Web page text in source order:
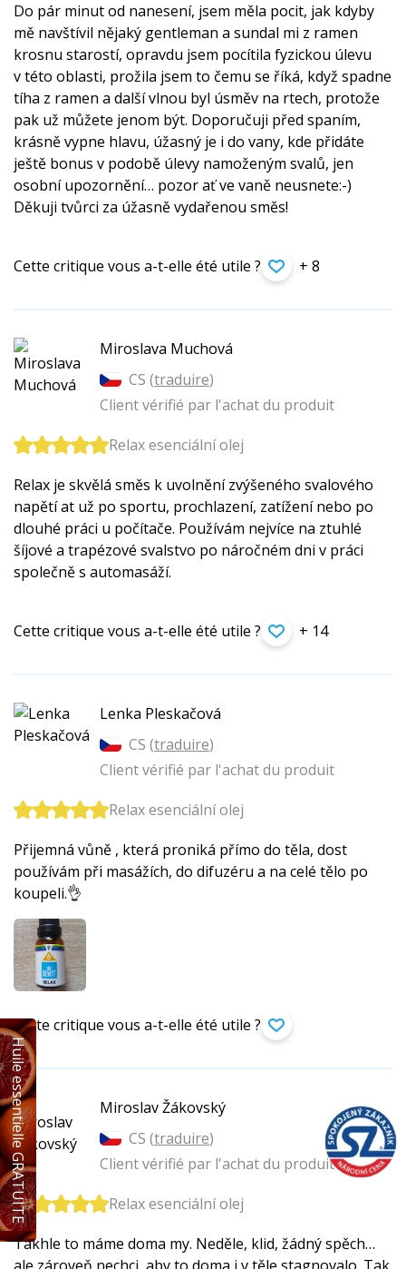
Do pár minut od nanesení, jsem měla pocit, jak kdyby
mě navštívil nějaký gentleman a sundal mi z ramen
krosnu starostí, opravdu jsem pocítila fyzickou úlevu
v této oblasti, prožila jsem to čemu se říká, když spadne
tíha z ramen a další vlnou byl úsměv na rtech, protože
pak už můžete jenom být. Doporučuji před spaním,
krásně vypne hlavu, úžasný je i do vany, kde přidáte
ještě bonus v podobě úlevy namoženým svalů, jen
osobní upozornění… pozor ať ve vaně neusnete:-)
Děkuji tvůrci za úžasně vydařenou směs!
Cette critique vous a-t-elle été utile ? + 8
Miroslava Muchová
CS (traduire)
Client vérifié par l'achat du produit
Relax esenciální olej
Relax je skvělá směs k uvolnění zvýšeného svalového
napětí at už po sportu, prochlazení, zatížení nebo po
dlouhé práci u počítače. Používám nejvíce na ztuhlé
šíjové a trapézové svalstvo po náročném dni v práci
společně s automasáží.
Cette critique vous a-t-elle été utile ? + 14
Lenka Pleskačová
CS (traduire)
Client vérifié par l'achat du produit
Relax esenciální olej
Přijemná vůně , která proniká přímo do těla, dost
používám při masážích, do difuzéru a na celé tělo po
koupeli.👌
Cette critique vous a-t-elle été utile ?
Miroslav Žákovský
CS (traduire)
Client vérifié par l'achat du produit
Relax esenciální olej
Takhle to máme doma my. Neděle, klid, žádný spěch…
Huile essentielle GRATUITE